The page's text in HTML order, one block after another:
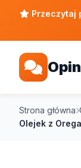
Przeczytaj
Strona główna
Olejek z